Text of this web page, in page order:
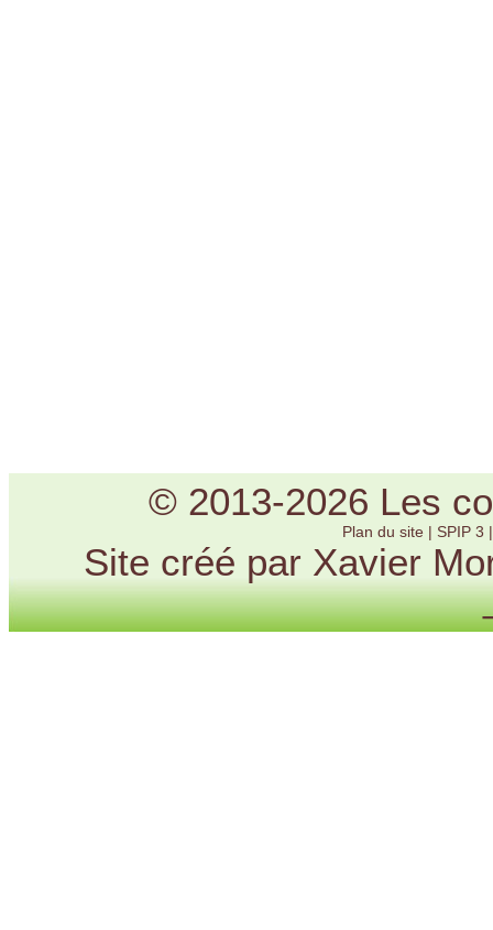
© 2013-2026 Les
Plan du site | SPIP 3
Site créé par Xavier